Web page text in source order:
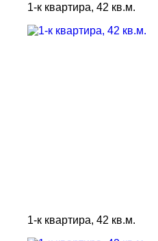
1-к квартира, 42 кв.м.
1-к квартира, 42 кв.м.